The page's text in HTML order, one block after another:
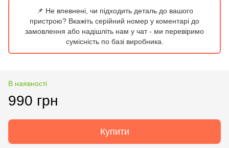
📌 Не впевнені, чи підходить деталь до вашого
пристрою? Вкажіть серійний номер у коментарі до
замовлення або надішліть нам у чат - ми перевіримо
сумісність по базі виробника.
В наявності
990 грн
Купити